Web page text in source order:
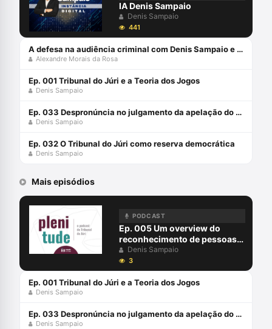
de formação de defensores e defensoras,
acerca da prática criminal.
IA Denis Sampaio
Denis Sampaio
441
A defesa na audiência criminal com Denis Sampaio e Alexandre Morais da Rosa
Alexandre Morais da Rosa
Ep. 001 Tribunal do Júri e a Teoria dos Jogos
Denis Sampaio
Ep. 033 Despronúncia no julgamento da apelação do Juri: pode isso?
Denis Sampaio
Ep. 032 O Tribunal do Júri como reserva democrática
Denis Sampaio
Mais episódios
PODCAST
Ep. 005 Um overview do
reconhecimento de pessoas
no Brasil
Denis Sampaio
3
Ep. 001 Tribunal do Júri e a Teoria dos Jogos
Denis Sampaio
Ep. 033 Despronúncia no julgamento da apelação do Juri: pode isso?
Denis Sampaio